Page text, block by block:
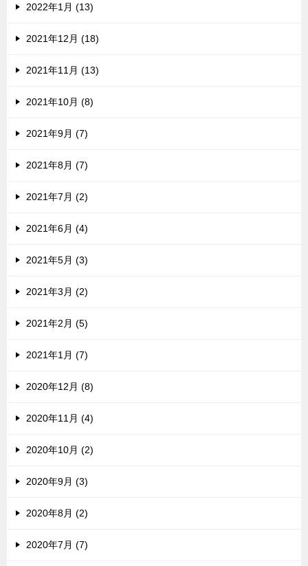
2022年1月 (13)
2021年12月 (18)
2021年11月 (13)
2021年10月 (8)
2021年9月 (7)
2021年8月 (7)
2021年7月 (2)
2021年6月 (4)
2021年5月 (3)
2021年3月 (2)
2021年2月 (5)
2021年1月 (7)
2020年12月 (8)
2020年11月 (4)
2020年10月 (2)
2020年9月 (3)
2020年8月 (2)
2020年7月 (7)